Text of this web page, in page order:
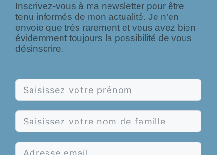
Inscrivez-vous à ma newsletter pour être
tenu informés de mon actualité. Je n’en
envoie que très rarement et vous avez bien
évidemment toujours la possibilité de vous
désinscrire.